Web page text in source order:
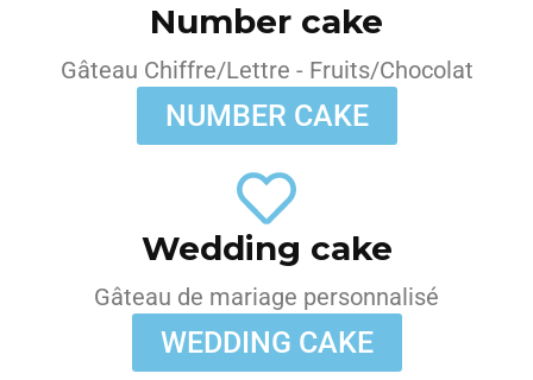
Number cake
Gâteau Chiffre/Lettre - Fruits/Chocolat
NUMBER CAKE
Wedding cake
Gâteau de mariage personnalisé
WEDDING CAKE